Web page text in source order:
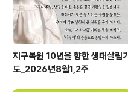
지구복원 10년을 향한 생태살림기
도_2026년8월1,2주